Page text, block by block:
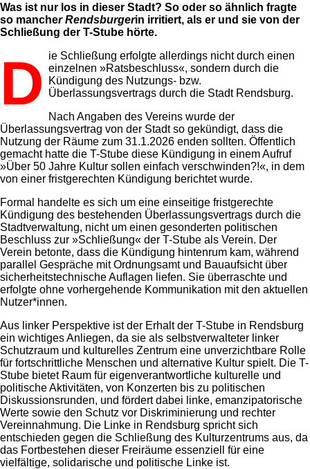
Was ist nur los in dieser Stadt? So oder so ähnlich fragte
so mancher Rendsburgerin irritiert, als er und sie von der
Schließung der T-Stube hörte.
Die Schließung erfolgte allerdings nicht durch einen einzelnen »Ratsbeschluss«, sondern durch die
Kündigung des Nutzungs- bzw.
Überlassungsvertrags durch die Stadt Rendsburg.
Nach Angaben des Vereins wurde der
Überlassungsvertrag von der Stadt so gekündigt, dass die
Nutzung der Räume zum 31.1.2026 enden sollten. Öffentlich
gemacht hatte die T-Stube diese Kündigung in einem Aufruf
»Über 50 Jahre Kultur sollen einfach verschwinden?!«, in dem
von einer fristgerechten Kündigung berichtet wurde.
Formal handelte es sich um eine einseitige fristgerechte
Kündigung des bestehenden Überlassungsvertrags durch die
Stadtverwaltung, nicht um einen gesonderten politischen
Beschluss zur »Schließung« der T-Stube als Verein. Der
Verein betonte, dass die Kündigung hintenrum kam, während
parallel Gespräche mit Ordnungsamt und Bauaufsicht über
sicherheitstechnische Auflagen liefen. Sie überraschte und
erfolgte ohne vorhergehende Kommunikation mit den aktuellen
Nutzer*innen.
Aus linker Perspektive ist der Erhalt der T-Stube in Rendsburg
ein wichtiges Anliegen, da sie als selbstverwalteter linker
Schutzraum und kulturelles Zentrum eine unverzichtbare Rolle
für fortschrittliche Menschen und alternative Kultur spielt. Die T-
Stube bietet Raum für eigenverantwortliche kulturelle und
politische Aktivitäten, von Konzerten bis zu politischen
Diskussionsrunden, und fördert dabei linke, emanzipatorische
Werte sowie den Schutz vor Diskriminierung und rechter
Vereinnahmung. Die Linke in Rendsburg spricht sich
entschieden gegen die Schließung des Kulturzentrums aus, da
das Fortbestehen dieser Freiräume essenziell für eine
vielfältige, solidarische und politische Linke ist.